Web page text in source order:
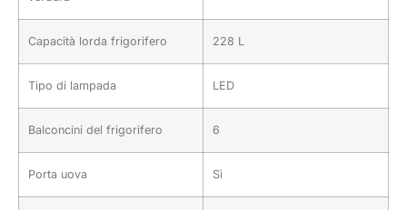
Capacità lorda frigorifero 228 L
Tipo di lampada LED
Balconcini del frigorifero 6
Porta uova Sì